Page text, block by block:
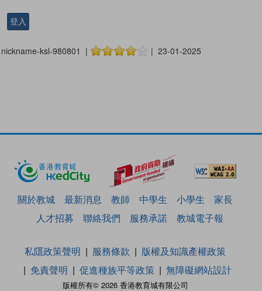
登入
nickname-ksl-980801 | | 23-01-2025
關於教城 最新消息 教師 中學生 小學生
家長
人才招募
聯絡我們 服務承諾 教城電子報
版權所有© 2026 香港教育城有限公司
私隱政策聲明 服務條款
版權及知識產權政策
免責聲明
促進種族平等政策 無障礙網站設計